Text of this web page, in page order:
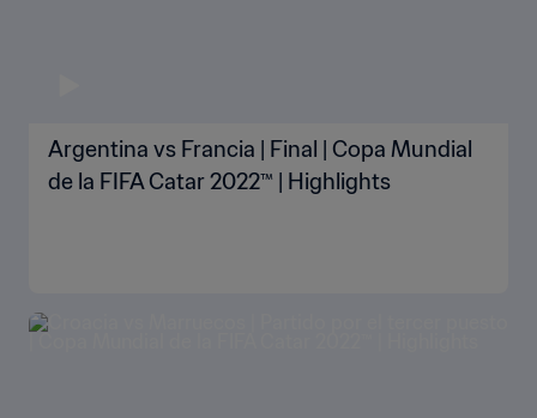
Argentina vs Francia | Final | Copa Mundial
de la FIFA Catar 2022™ | Highlights